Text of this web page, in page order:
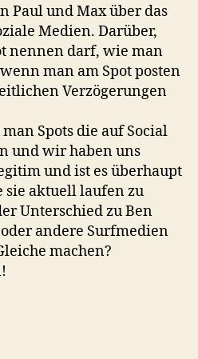
Paul und Max über das
Medien. Darüber,
nennen darf, wie man
man am Spot posten
Verzögerungen
Spots die auf Social
und wir haben uns
und ist es überhaupt
sie aktuell laufen zu
Unterschied zu Ben
oder andere Surfmedien
machen?